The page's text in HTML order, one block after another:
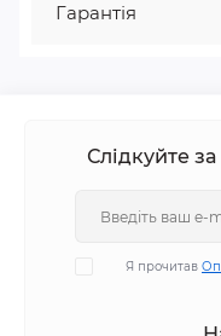
Гарантія
Слідкуйте
Я прочитав